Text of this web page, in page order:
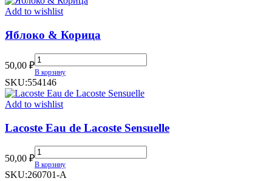
Add to wishlist
Яблоко & Корица
50,00 ₽
Яблоко
&
Корица
quantity
В корзину
SKU:554146
Add to wishlist
Lacoste Eau de Lacoste Sensuelle
50,00 ₽
Lacoste
Eau
de
В корзину
SKU:260701-A